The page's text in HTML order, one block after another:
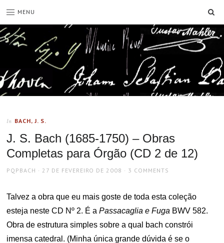
MENU
In BACH, J. S.
J. S. Bach (1685-1750) – Obras
Completas para Órgão (CD 2 de 12)
AUTHOR
PQPBACH
POSTED
27 DE FEVEREIRO DE 2008 3 COMMENTS
Talvez a obra que eu mais goste de toda esta coleção
esteja neste CD Nº 2. É aPassacaglia e Fuga BWV 582.
Obra de estrutura simples sobre a qual bach constrói
imensa catedral. (Minha única grande dúvida é se o